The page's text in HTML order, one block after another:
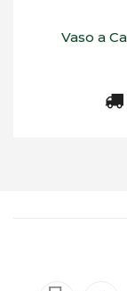
Vaso a
Pagina